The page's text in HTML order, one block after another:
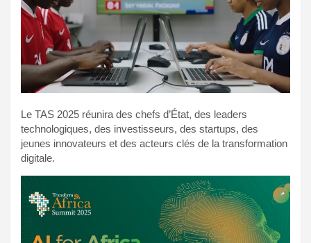
Le TAS 2025 réunira des chefs d’État, des leaders
technologiques, des investisseurs, des startups, des
jeunes innovateurs et des acteurs clés de la transformation
digitale.